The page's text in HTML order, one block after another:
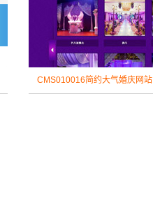
CMS010016简约大气婚庆网站